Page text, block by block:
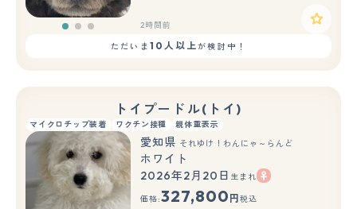
2時間前
ただいま 10人以上が検討中！
トイプードル(トイ)
マイクロチップ装着 ワクチン接種 親体重表示
愛知県 それゆけ！わんにゃ～らんど
ホワイト
2026年2月20日 生まれ
価格:327,800 円 税込